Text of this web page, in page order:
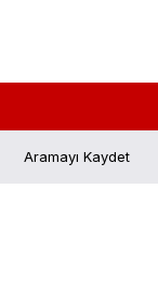
Aramayı Kaydet